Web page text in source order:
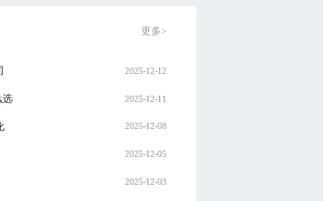
更多>
2025-12-12
选 2025-12-11
2025-12-08
2025-12-05
2025-12-03